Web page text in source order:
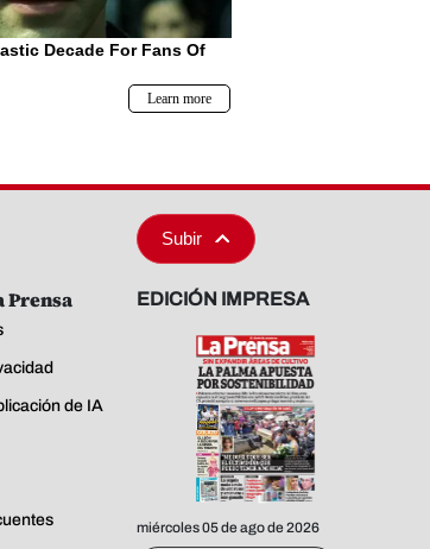
Subir
Prensa
de IA
EDICIÓN IMPRESA
miércoles 05 de ago de 2026